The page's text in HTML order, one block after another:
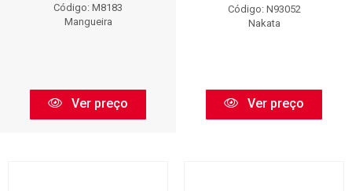
Código: M8183
Mangueira
Ver preço
Código: N93052
Nakata
Ver preço